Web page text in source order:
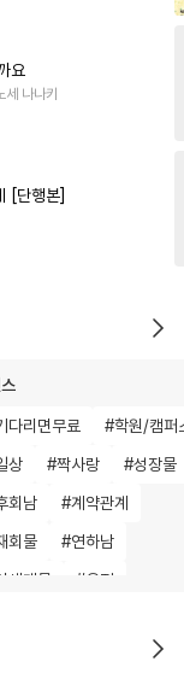
요
나나키
[단행본]
다리면무료 #학원/캠퍼
상 #짝사랑 #성장물
회남 #계약관계
회물 #연하남
세계물 #우정
로맨